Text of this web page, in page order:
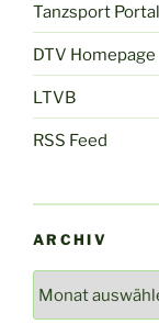
Tanzsport Portal
DTV Homepage
LTVB
RSS Feed
ARCHIV